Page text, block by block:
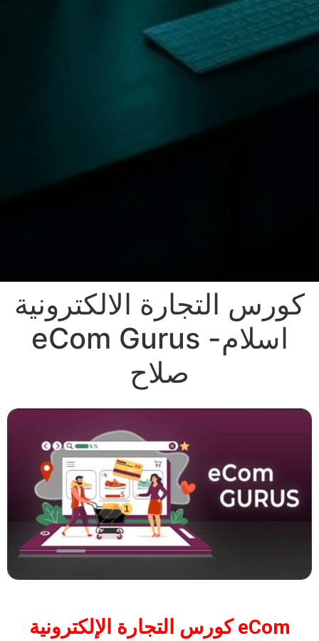
كورس التجارة الالكترونية
eCom Gurus -اسلام
صلاح
كورس التجارة الإلكترونية eCom